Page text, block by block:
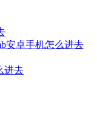
安卓手机怎么进去
进去